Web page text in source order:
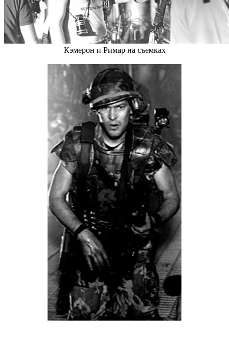
Кэмерон и Римар на съемках